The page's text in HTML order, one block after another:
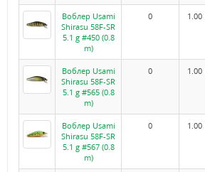
Воблер Usami
Shirasu 58F-SR
5.1 g #450 (0.8
m)
0 1.00
Воблер Usami
Shirasu 58F-SR
5.1 g #565 (0.8
m)
0 1.00
Воблер Usami
Shirasu 58F-SR
5.1 g #567 (0.8
m)
0 1.00